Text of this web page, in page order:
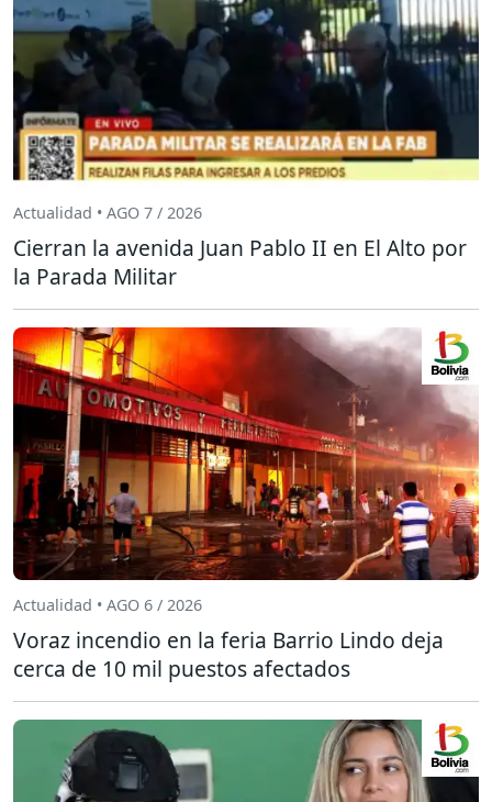
Actualidad • AGO 7 / 2026
Cierran la avenida Juan Pablo II en El Alto por
la Parada Militar
Actualidad • AGO 6 / 2026
Voraz incendio en la feria Barrio Lindo deja
cerca de 10 mil puestos afectados